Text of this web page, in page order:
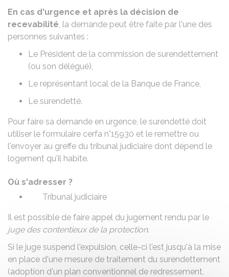
En cas d'urgence et après la décision de
recevabilité, la demande peut être faite par l'une des
personnes suivantes :
Le Président de la commission de surendettement
(ou son délégué),
Le représentant local de la Banque de France,
Le surendetté.
Pour faire sa demande en urgence, le surendetté doit
utiliser le formulaire cerfa n°15930 et le remettre ou
l'envoyer au greffe du tribunal judiciaire dont dépend le
logement qu'il habite.
Où s'adresser ?
Tribunal judiciaire
Il est possible de faire appel du jugement rendu par le
juge des contentieux de la protection.
Si le juge suspend l'expulsion, celle-ci l'est jusqu'à la mise
en place d'une mesure de traitement du surendettement
(adoption d'un plan conventionnel de redressement,